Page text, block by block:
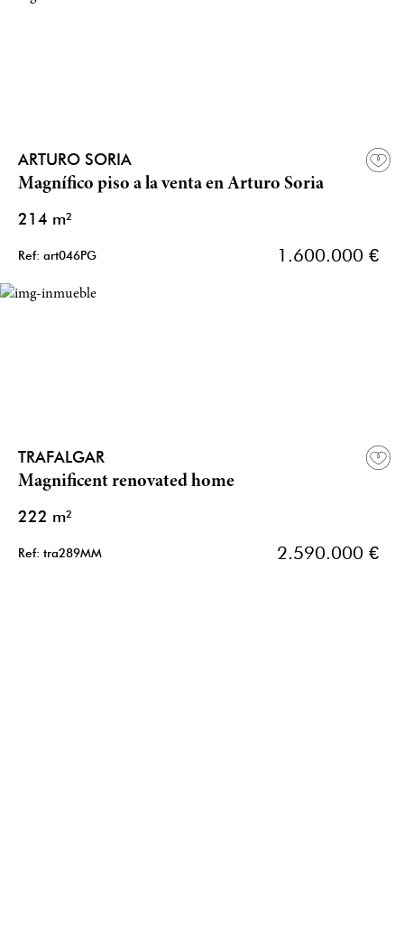
ARTURO SORIA
Magnífico piso a la venta en Arturo Soria
214 m²
Ref: art046PG 1.600.000 €
TRAFALGAR
Magnificent renovated home
222 m²
Ref: tra289MM 2.590.000 €